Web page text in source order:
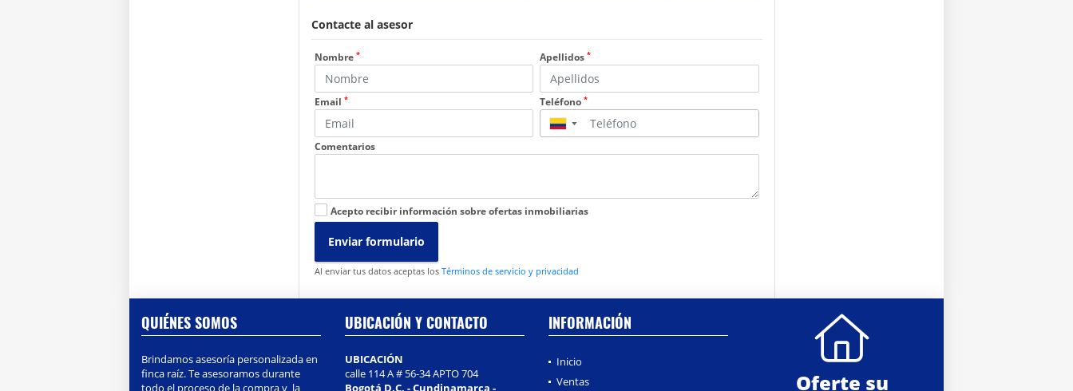
Contacte al asesor
Nombre * Apellidos *
Email * Teléfono *
▼
Comentarios
Acepto recibir información sobre ofertas inmobiliarias
Enviar formulario
Al enviar tus datos aceptas los Términos de servicio y privacidad
QUIÉNES SOMOS
Brindamos asesoría personalizada en
finca raíz. Te asesoramos durante
todo el proceso de la compra y la
UBICACIÓN Y CONTACTO
UBICACIÓN
calle 114 A # 56-34 APTO 704
Bogotá D.C. - Cundinamarca -
INFORMACIÓN
Inicio
Ventas
Oferte su